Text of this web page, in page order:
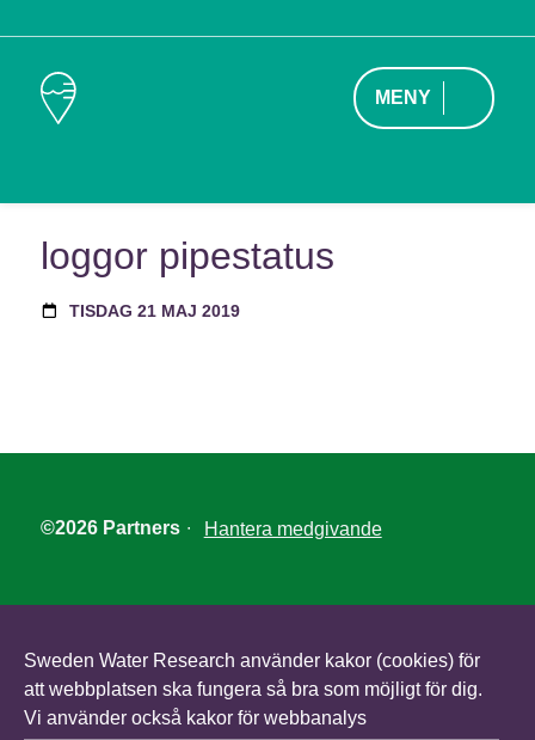
Sweden Water Research använder kakor (cookies) för
att webbplatsen ska fungera så bra som möjligt för dig.
Vi använder också kakor för webbanalys
MENY
loggor pipestatus
TISDAG 21 MAJ 2019
©2026 Partners ∙ Hantera medgivande